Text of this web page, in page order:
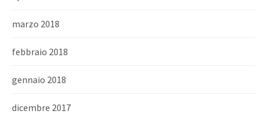
marzo 2018
febbraio 2018
gennaio 2018
dicembre 2017